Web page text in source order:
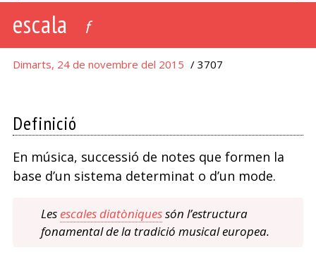
escala f
Dimarts, 24 de novembre del 2015 / 3707
Definició
En música, successió de notes que formen la
base d’un sistema determinat o d’un mode.
Les escales diatòniquessón l’estructura
fonamental de la tradició musical europea.